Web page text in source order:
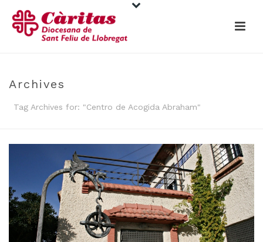
Archives
Tag Archives for: "Centro de Acogida Abraham"